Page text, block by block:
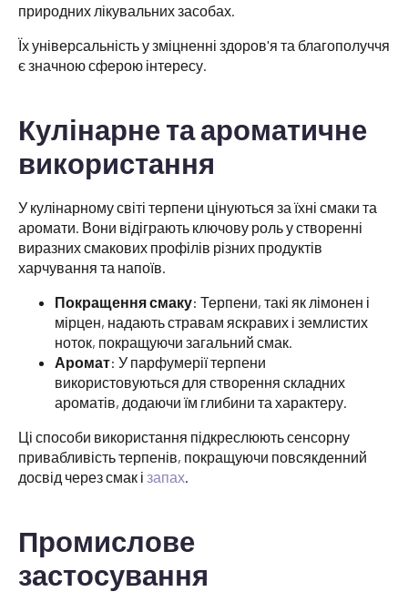
природних лікувальних засобах.
Їх універсальність у зміцненні здоров'я та благополуччя
є значною сферою інтересу.
Кулінарне та ароматичне
використання
У кулінарному світі терпени цінуються за їхні смаки та
аромати. Вони відіграють ключову роль у створенні
виразних смакових профілів різних продуктів
харчування та напоїв.
Покращення смаку: Терпени, такі як лімонен і
мірцен, надають стравам яскравих і землистих
ноток, покращуючи загальний смак.
Аромат: У парфумерії терпени
використовуються для створення складних
ароматів, додаючи їм глибини та характеру.
Ці способи використання підкреслюють сенсорну
привабливість терпенів, покращуючи повсякденний
досвід через смак і запах.
Промислове
застосування